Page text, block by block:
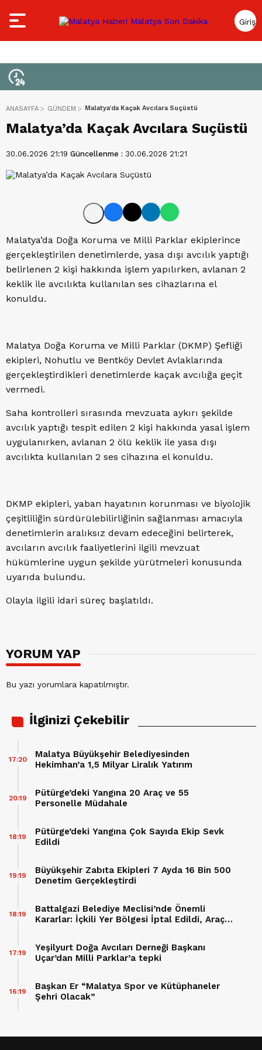
Giriş
Yap
ANASAYFA GÜNDEM Malatya’da Kaçak Avcılara Suçüstü
Malatya’da Kaçak Avcılara Suçüstü
30.06.2026 21:19 Güncellenme : 30.06.2026 21:21
Malatya’da Doğa Koruma ve Milli Parklar ekiplerince
gerçekleştirilen denetimlerde, yasa dışı avcılık yaptığı
belirlenen 2 kişi hakkında işlem yapılırken, avlanan 2
keklik ile avcılıkta kullanılan ses cihazlarına el
konuldu.
Malatya Doğa Koruma ve Milli Parklar (DKMP) Şefliği
ekipleri, Nohutlu ve Bentköy Devlet Avlaklarında
gerçekleştirdikleri denetimlerde kaçak avcılığa geçit
vermedi.
Saha kontrolleri sırasında mevzuata aykırı şekilde
avcılık yaptığı tespit edilen 2 kişi hakkında yasal işlem
uygulanırken, avlanan 2 ölü keklik ile yasa dışı
avcılıkta kullanılan 2 ses cihazına el konuldu.
DKMP ekipleri, yaban hayatının korunması ve biyolojik
çeşitliliğin sürdürülebilirliğinin sağlanması amacıyla
denetimlerin aralıksız devam edeceğini belirterek,
avcıların avcılık faaliyetlerini ilgili mevzuat
hükümlerine uygun şekilde yürütmeleri konusunda
uyarıda bulundu.
Olayla ilgili idari süreç başlatıldı.
YORUM YAP
Bu yazı yorumlara kapatılmıştır.
İlginizi Çekebilir
Malatya Büyükşehir Belediyesinden
Hekimhan’a 1,5 Milyar Liralık Yatırım
17:20
Pütürge’deki Yangına 20 Araç ve 55
Personelle Müdahale
20:19
Pütürge’deki Yangına Çok Sayıda Ekip Sevk
Edildi
18:19
Büyükşehir Zabıta Ekipleri 7 Ayda 16 Bin 500
Denetim Gerçekleştirdi
19:19
Battalgazi Belediye Meclisi’nde Önemli
Kararlar: İçkili Yer Bölgesi İptal Edildi, Araç
18:19
Yeşilyurt Doğa Avcıları Derneği Başkanı
Uçar’dan Milli Parklar’a tepki
17:19
Başkan Er “Malatya Spor ve Kütüphaneler
Şehri Olacak”
16:19